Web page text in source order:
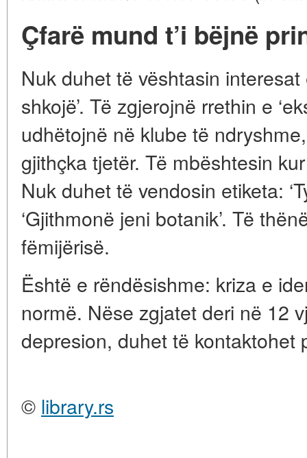
Çfarë mund t’i bëjnë
Nuk duhet të vështasin interesat
shkojë’. Të zgjerojnë rrethin e
udhëtojnë në klube të
gjithçka tjetër. Të mbështesin
Nuk duhet të vendosin etiketa:
‘Gjithmonë jeni botanik’. Të
fëmijërisë.
Është e rëndësishme: kriza e
normë. Nëse zgjatet deri në 12
depresion, duhet të kontaktohet
© library.rs